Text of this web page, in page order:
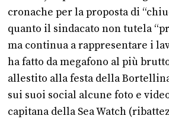
cronache per la proposta di
quanto il sindacato non tutela
ma continua a rappresentare i
ha fatto da megafono al più
allestito alla festa della
sui suoi social alcune foto e
capitana della Sea Watch